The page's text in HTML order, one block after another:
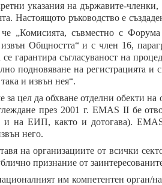
указания на държавите-
Настоящото ръководство е
„Комисията, съвместно с Форума
извън Общността“ и с член 16,
гарантира съгласуваност на
подновяване на регистрацията и
и извън нея“.
цел да обхване отделни обекти
през 2001 г. EMAS II бе
и на ЕИП, както и дотогава).
него.
на организациите от всички
признание от
им компетентен орган/